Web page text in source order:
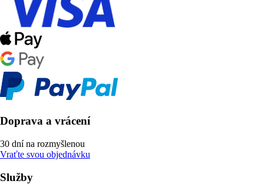
Doprava a vrácení
30 dní na rozmyšlenou
Vraťte svou objednávku
Služby